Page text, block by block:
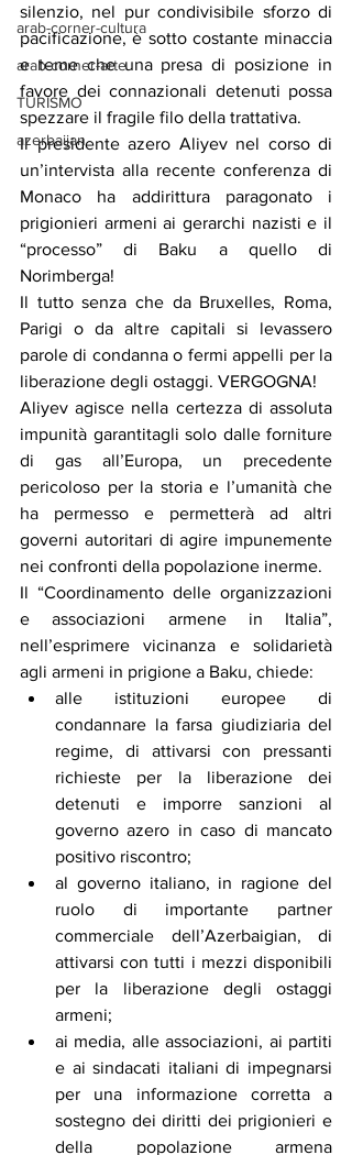
arab-corner-cultura
arab-corner-arte
TURISMO
azerbaijan
silenzio, nel pur condivisibile sforzo di
pacificazione, è sotto costante minaccia
e teme che una presa di posizione in
favore dei connazionali detenuti possa
spezzare il fragile filo della trattativa.
Il presidente azero Aliyev nel corso di
un’intervista alla recente conferenza di
Monaco ha addirittura paragonato i
prigionieri armeni ai gerarchi nazisti e il
“processo” di Baku a quello di
Norimberga!
Il tutto senza che da Bruxelles, Roma,
Parigi o da altre capitali si levassero
parole di condanna o fermi appelli per la
liberazione degli ostaggi. VERGOGNA!
Aliyev agisce nella certezza di assoluta
impunità garantitagli solo dalle forniture
di gas all’Europa, un precedente
pericoloso per la storia e l’umanità che
ha permesso e permetterà ad altri
governi autoritari di agire impunemente
nei confronti della popolazione inerme.
Il “Coordinamento delle organizzazioni
e associazioni armene in Italia”,
nell’esprimere vicinanza e solidarietà
agli armeni in prigione a Baku, chiede:
alle istituzioni europee di
condannare la farsa giudiziaria del
regime, di attivarsi con pressanti
richieste per la liberazione dei
detenuti e imporre sanzioni al
governo azero in caso di mancato
positivo riscontro;
al governo italiano, in ragione del
ruolo di importante partner
commerciale dell’Azerbaigian, di
attivarsi con tutti i mezzi disponibili
per la liberazione degli ostaggi
armeni;
ai media, alle associazioni, ai partiti
e ai sindacati italiani di impegnarsi
per una informazione corretta a
sostegno dei diritti dei prigionieri e
della popolazione armena